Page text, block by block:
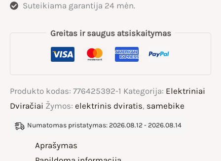
Suteikiama garantija 24 mėn.
Greitas ir saugus atsiskaitymas
Produkto kodas: 776425392-1 Kategorija: Elektriniai
Dviračiai Žymos: elektrinis dviratis, samebike
Numatomas pristatymas: 2026.08.12 - 2026.08.14
Aprašymas